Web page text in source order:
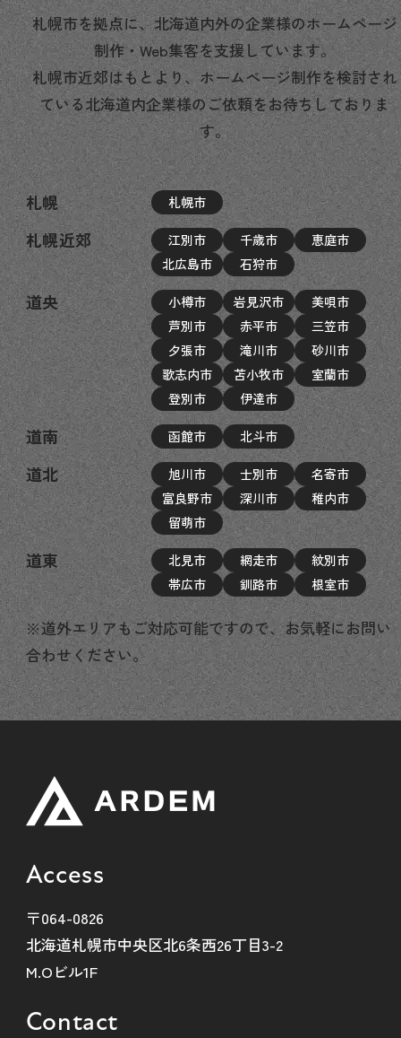
札幌市を拠点に、北海道内外の企業様のホームページ
制作・Web集客を支援しています。
札幌市近郊はもとより、ホームページ制作を検討され
ている北海道内企業様のご依頼をお待ちしておりま
す。
札幌 札幌市
札幌近郊 江別市 千歳市
恵庭市
北広島市
石狩市
道央 小樽市 岩見沢市
美唄市
芦別市
赤平市
三笠市
夕張市
滝川市
砂川市
歌志内市
苫小牧市
室蘭市
登別市
伊達市
道南 函館市 北斗市
道北 旭川市 士別市
名寄市
富良野市
深川市
稚内市
留萌市
道東 北見市 網走市
紋別市
帯広市
釧路市 根室市
※道外エリアもご対応可能ですので、お気軽にお問い
合わせください。
Access
〒064-0826
北海道札幌市中央区北6条西26丁目3-2
M.Oビル1F
Contact